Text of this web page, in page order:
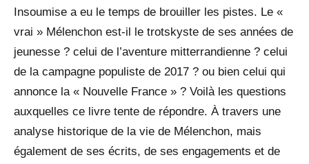
Insoumise a eu le temps de brouiller les pistes. Le «
vrai » Mélenchon est-il le trotskyste de ses années de
jeunesse ? celui de l’aventure mitterrandienne ? celui
de la campagne populiste de 2017 ? ou bien celui qui
annonce la « Nouvelle France » ? Voilà les questions
auxquelles ce livre tente de répondre. À travers une
analyse historique de la vie de Mélenchon, mais
également de ses écrits, de ses engagements et de